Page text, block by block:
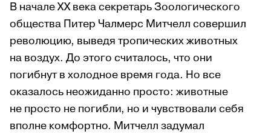
В начале XX века секретарь Зоологического
общества Питер Чалмерс Митчелл совершил
революцию, выведя тропических животных
на воздух. До этого считалось, что они
погибнут в холодное время года. Но все
оказалось неожиданно просто: животные
не просто не погибли, но и чувствовали себя
вполне комфортно. Митчелл задумал